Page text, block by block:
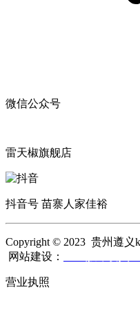
微信公众号
雷天椒旗舰店
抖音号 苗寨人家佳裕
Copyright © 2023 贵州遵义
网站建设：
营业执照